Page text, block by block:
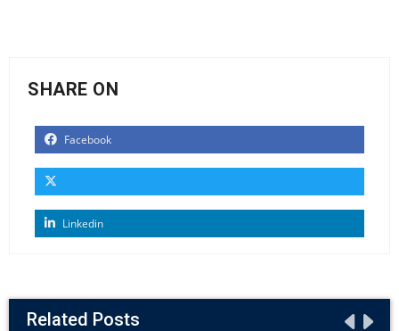
SHARE ON
Facebook
Linkedin
Related Posts